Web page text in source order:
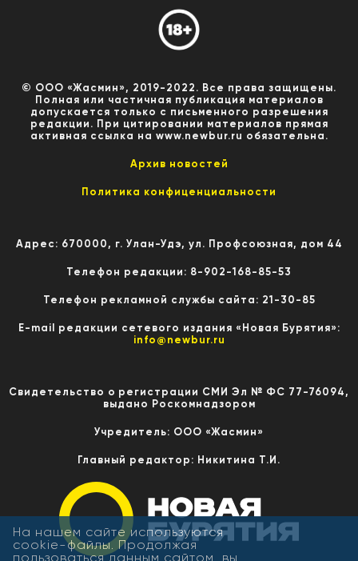
© ООО «Жасмин», 2019-2022. Все права защищены.
Полная или частичная публикация материалов
допускается только с письменного разрешения
редакции. При цитировании материалов прямая
активная ссылка на www.newbur.ru обязательна.
Архив новостей
Политика конфиценциальности
Адрес: 670000, г. Улан-Удэ, ул. Профсоюзная, дом 44
Телефон редакции: 8-902-168-85-53
Телефон рекламной службы сайта: 21-30-85
E-mail редакции сетевого издания «Новая Бурятия»:
info@newbur.ru
Свидетельство о регистрации СМИ Эл № ФС 77-76094,
выдано Роскомнадзором
Учредитель: ООО «Жасмин»
Главный редактор: Никитина Т.И.
На нашем сайте используются
cookie-файлы. Продолжая
пользоваться данным сайтом, вы